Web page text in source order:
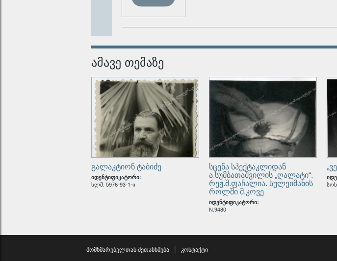
აქტი თავად მიხეილ შერვაშიძის
ამონაწერები საქართველოს
ჯარისკაცების არაკანონიერი
იდენტიფიკატორი: GE_CHA_1861_2_44
ამავე თემაზე
გალაკტიონ ტაბიძე
იდენტიფიკატორი:
სლმ. 5976-93-1-ი
სცენა სპექტაკლიდან
ა.სუმბათაშვილის „ღალატი“.
რეჟ.შ.ფაჩალია. სულეიმანის
როლში მ.კოვე
იდენტიფიკატორი:
N.9480
მომხმარებელთან შეთანხმება კონტაქტი